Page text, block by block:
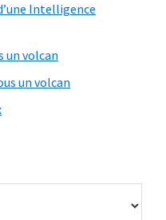
Intelligence
un volcan
un volcan